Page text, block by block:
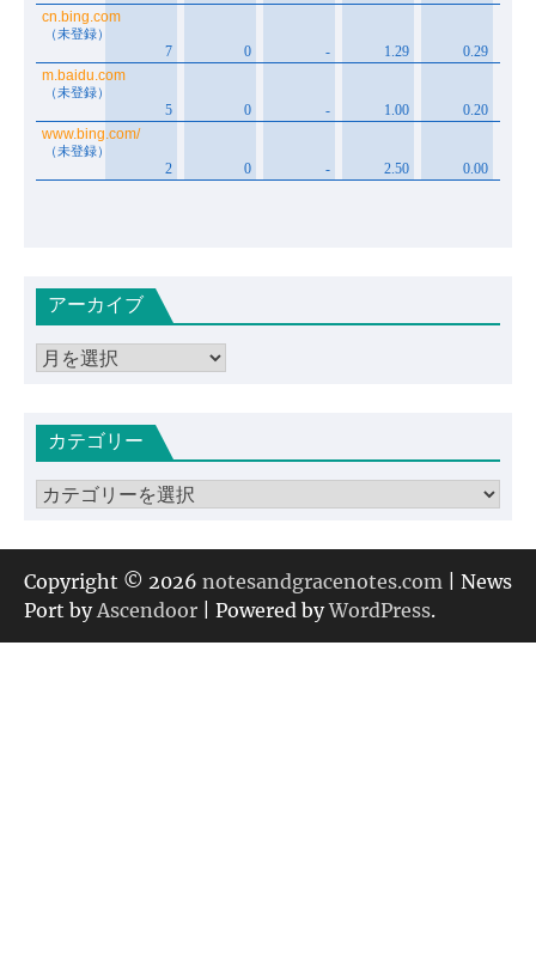
アーカイブ
ア
イカテゴリー
カ
ゴ
リ
ー
Copyright © 2026 notesandgracenotes.com | News
Port byAscendoor | Powered byWordPress.